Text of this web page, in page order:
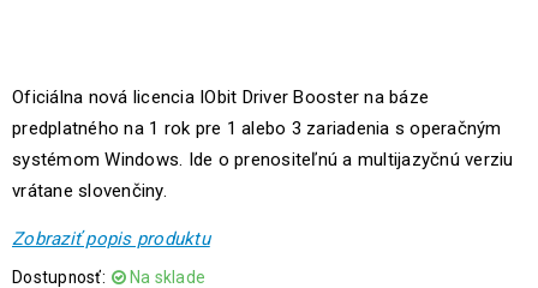
Oficiálna nová licencia IObit Driver Booster na báze
predplatného na 1 rok pre 1 alebo 3 zariadenia s operačným
systémom Windows. Ide o prenositeľnú a multijazyčnú verziu
vrátane slovenčiny.
Zobraziť popis produktu
Dostupnosť:
Na sklade